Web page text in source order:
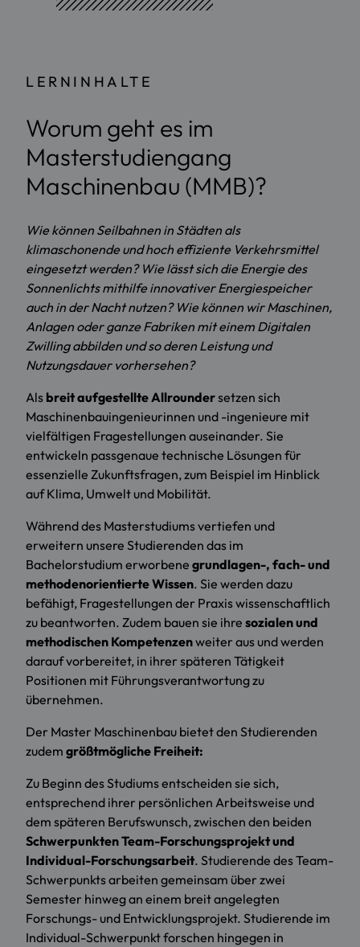
LERNINHALTE
Worum geht es im
Masterstudiengang
Maschinenbau (MMB)?
Wie können Seilbahnen in Städten als
klimaschonende und hoch effiziente Verkehrsmittel
eingesetzt werden? Wie lässt sich die Energie des
Sonnenlichts mithilfe innovativer Energiespeicher
auch in der Nacht nutzen? Wie können wir Maschinen,
Anlagen oder ganze Fabriken mit einem Digitalen
Zwilling abbilden und so deren Leistung und
Nutzungsdauer vorhersehen?
Als breit aufgestellte Allroundersetzen sich
Maschinenbauingenieurinnen und -ingenieure mit
vielfältigen Fragestellungen auseinander. Sie
entwickeln passgenaue technische Lösungen für
essenzielle Zukunftsfragen, zum Beispiel im Hinblick
auf Klima, Umwelt und Mobilität.
Während des Masterstudiums vertiefen und
erweitern unsere Studierenden das im
Bachelorstudium erworbene grundlagen-, fach- und
methodenorientierte Wissen. Sie werden dazu
befähigt, Fragestellungen der Praxis wissenschaftlich
zu beantworten. Zudem bauen sie ihre sozialen und
methodischen Kompetenzenweiter aus und werden
darauf vorbereitet, in ihrer späteren Tätigkeit
Positionen mit Führungsverantwortung zu
übernehmen.
Der Master Maschinenbau bietet den Studierenden
zudem größtmögliche Freiheit:
Zu Beginn des Studiums entscheiden sie sich,
entsprechend ihrer persönlichen Arbeitsweise und
dem späteren Berufswunsch, zwischen den beiden
Schwerpunkten Team-Forschungsprojekt und
Individual-Forschungsarbeit. Studierende des Team-
Schwerpunkts arbeiten gemeinsam über zwei
Semester hinweg an einem breit angelegten
Forschungs- und Entwicklungsprojekt. Studierende im
Individual-Schwerpunkt forschen hingegen in